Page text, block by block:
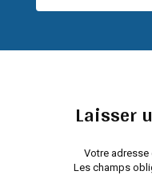
Laisser
Votre adresse
Les champs